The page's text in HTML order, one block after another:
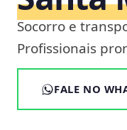
Socorro e
Profissionais
FALE NO